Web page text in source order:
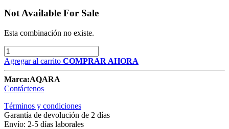
Not Available For Sale
Esta combinación no existe.
Agregar al carrito COMPRAR AHORA
Marca:AQARA
Contáctenos
Términos y condiciones
Garantía de devolución de 2 días
Envío: 2-5 días laborales